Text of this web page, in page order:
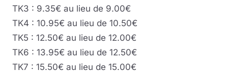
TK3 : 9.35€ au lieu de 9.00€
TK4 : 10.95€ au lieu de 10.50€
TK5 : 12.50€ au lieu de 12.00€
TK6 : 13.95€ au lieu de 12.50€
TK7 : 15.50€ au lieu de 15.00€